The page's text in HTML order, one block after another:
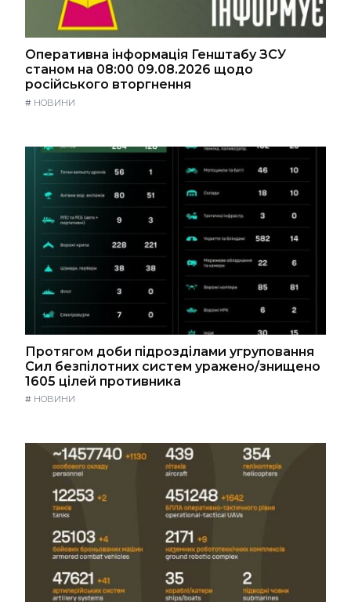
Оперативна інформація Генштабу ЗСУ
станом на 08:00 09.08.2026 щодо
російського вторгнення
# НОВИНИ
Протягом доби підрозділами угруповання
Сил безпілотних систем уражено/знищено
1605 цілей противника
# НОВИНИ